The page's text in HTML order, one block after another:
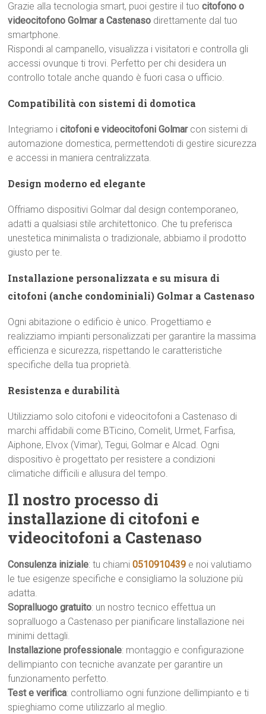
Grazie alla tecnologia smart, puoi gestire il tuocitofono o
videocitofono Golmar a Castenaso direttamente dal tuo
smartphone.
Rispondi al campanello, visualizza i visitatori e controlla gli
accessi ovunque ti trovi. Perfetto per chi desidera un
controllo totale anche quando è fuori casa o ufficio.
Compatibilità con sistemi di domotica
Integriamo icitofoni e videocitofoni Golmarcon sistemi di
automazione domestica, permettendoti di gestire sicurezza
e accessi in maniera centralizzata.
Design moderno ed elegante
Offriamo dispositivi Golmar dal design contemporaneo,
adatti a qualsiasi stile architettonico. Che tu preferisca
unestetica minimalista o tradizionale, abbiamo il prodotto
giusto per te.
Installazione personalizzata e su misura di
citofoni (anche condominiali) Golmar a Castenaso
Ogni abitazione o edificio è unico. Progettiamo e
realizziamo impianti personalizzati per garantire la massima
efficienza e sicurezza, rispettando le caratteristiche
specifiche della tua proprietà.
Resistenza e durabilità
Utilizziamo solo citofoni e videocitofoni a Castenaso di
marchi affidabili come BTicino, Comelit, Urmet, Farfisa,
Aiphone, Elvox (Vimar), Tegui, Golmar e Alcad. Ogni
dispositivo è progettato per resistere a condizioni
climatiche difficili e allusura del tempo.
Il nostro processo di
installazione di citofoni e
videocitofoni a Castenaso
Consulenza iniziale: tu chiami0510910439 e noi valutiamo
le tue esigenze specifiche e consigliamo la soluzione più
adatta.
Sopralluogo gratuito: un nostro tecnico effettua un
sopralluogo a Castenaso per pianificare linstallazione nei
minimi dettagli.
Installazione professionale: montaggio e configurazione
dellimpianto con tecniche avanzate per garantire un
funzionamento perfetto.
Test e verifica: controlliamo ogni funzione dellimpianto e ti
spieghiamo come utilizzarlo al meglio.